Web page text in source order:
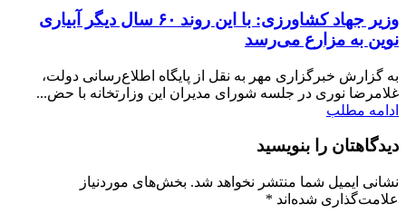
وزیر جهاد کشاورزی: با این روند ۶۰ سال دیگر آبیاری
نوین به مزارع می‌رسد
به گزارش خبرگزاری مهر به نقل از پایگاه اطلاع‌رسانی دولت،
غلامرضا نوری در جلسه شورای مدیران این وزارتخانه با حض...
ادامه مطلب
دیدگاهتان را بنویسید
نشانی ایمیل شما منتشر نخواهد شد. بخش‌های موردنیاز
علامت‌گذاری شده‌اند *